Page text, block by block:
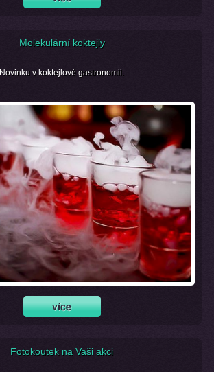
Molekulární koktejly
Novinku v koktejlové gastronomii.
Fotokoutek na Vaši akci